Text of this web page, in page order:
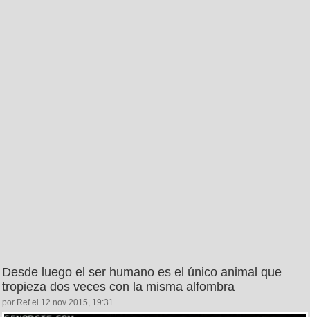
Desde luego el ser humano es el único animal que
tropieza dos veces con la misma alfombra
por Ref el 12 nov 2015, 19:31